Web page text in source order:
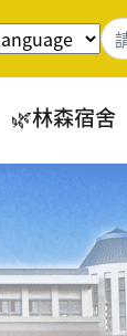
🌿林森宿舍